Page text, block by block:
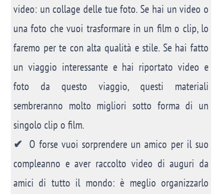
video: un collage delle tue foto. Se hai un video o
una foto che vuoi trasformare in un film o clip, lo
faremo per te con alta qualità e stile. Se hai fatto
un viaggio interessante e hai riportato video e
foto da questo viaggio, questi materiali
sembreranno molto migliori sotto forma di un
singolo clip o film.
✔ O forse vuoi sorprendere un amico per il suo
compleanno e aver raccolto video di auguri da
amici di tutto il mondo: è meglio organizzarlo